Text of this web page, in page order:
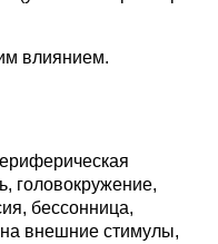
влиянием.
головокружение,
бессонница,
внешние стимулы,